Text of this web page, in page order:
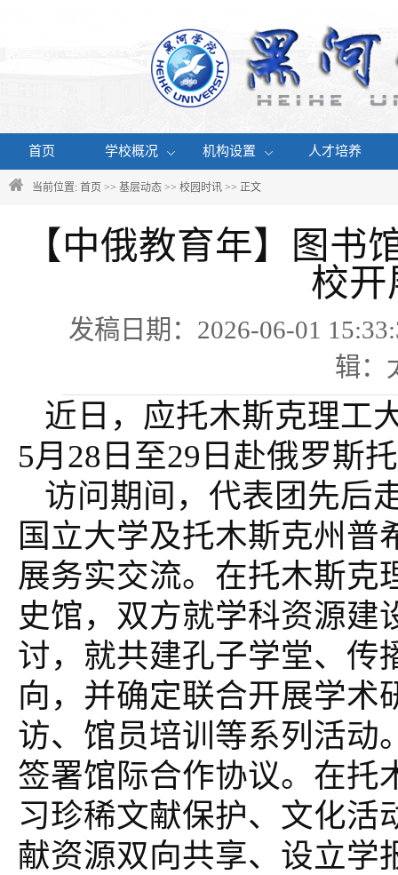
首页 学校概况 机构设置 人才培养
当前位置: 首页 >> 基层动态 >> 校园时讯 >> 正文
【中俄教育年】图书
校开
发稿日期：2026-06-01
辑：
近日，应托木斯克理工
5月28日至29日赴俄罗斯
访问期间，代表团先后
国立大学及托木斯克州普
展务实交流。在托木斯克
史馆，双方就学科资源建
讨，就共建孔子学堂、传
向，并确定联合开展学术
访、馆员培训等系列活动
签署馆际合作协议。在托
习珍稀文献保护、文化活
献资源双向共享、设立学